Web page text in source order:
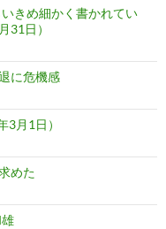
きめ細かく書かれてい
31日）
に危機感
3月1日）
めた